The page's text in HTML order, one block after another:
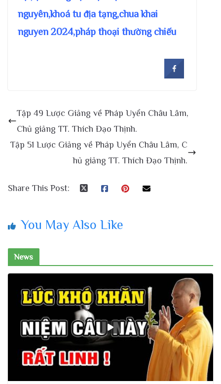
nguyên,khoá tu địa tạng,chua khai
nguyen 2024,pháp thoại thường chiếu
Tập 49 Lược Giảng về Pháp Uyển Châu Lâm,
Chủ giảng TT. Thích Đạo Thịnh.
Tập 51 Lược Giảng về Pháp Uyển Châu Lâm, C
hủ giảng TT. Thích Đạo Thịnh.
Share This Post:
You May Also Like
News